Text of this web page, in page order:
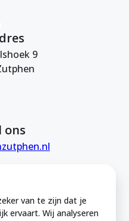
van te zijn dat je
ervaart. Wij analyseren
9
ons